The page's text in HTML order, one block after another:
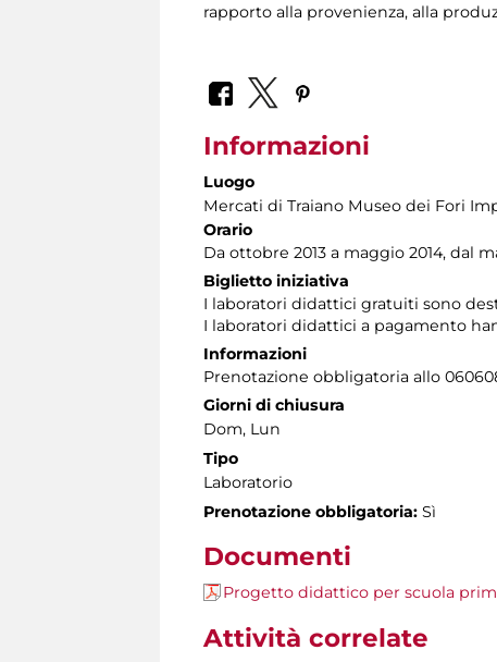
rapporto alla provenienza, alla
Informazioni
Luogo
Mercati di Traiano Museo dei Fori
Orario
Da ottobre 2013 a maggio 2014, dal
Biglietto iniziativa
I laboratori didattici gratuiti sono
I laboratori didattici a pagamento
Informazioni
Prenotazione obbligatoria allo
Giorni di chiusura
Dom, Lun
Tipo
Laboratorio
Prenotazione obbligatoria: Sì
Documenti
Progetto didattico per scuola
Attività correlate